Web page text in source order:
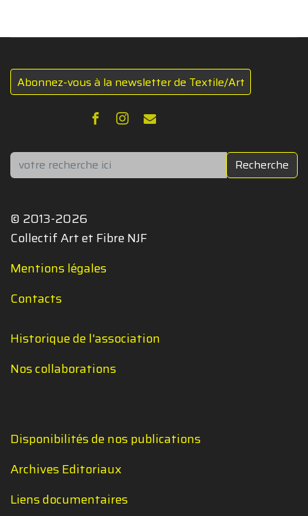
Abonnez-vous à la newsletter de Textile/Art
Rechercher Recherche
© 2013-2026
Collectif Art et Fibre NJF
Mentions légales
Contacts
Historique de l'association
Nos collaborations
Disponibilités de nos publications
Archives Editoriaux
Liens documentaires